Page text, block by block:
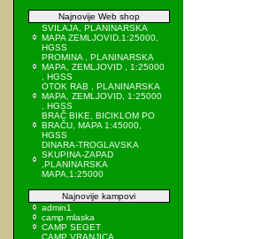
Najnovije Web shop
SVILAJA, PLANINARSKA
MAPA ZEMLJOVID,1:25000,
HGSS
PROMINA , PLANINARSKA
MAPA, ZEMLJOVID , 1:25000
, HGSS
OTOK RAB , PLANINARSKA
MAPA, ZEMLJOVID, 1:25000
, HGSS
BRAČ BIKE, BICIKLOM PO
BRAČU, MAPA 1:45000,
HGSS
DINARA-TROGLAVSKA
SKUPINA-ZAPAD
,PLANINARSKA
MAPA,1:25000
Najnovije kampovi
admin1
camp mlaska
CAMP SEGET
CAMP VRANJICA